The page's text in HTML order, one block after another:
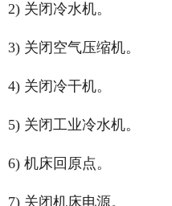
2) 关闭冷水机。
3) 关闭空气压缩机。
4) 关闭冷干机。
5) 关闭工业冷水机。
6) 机床回原点。
7) 关闭机床电源。